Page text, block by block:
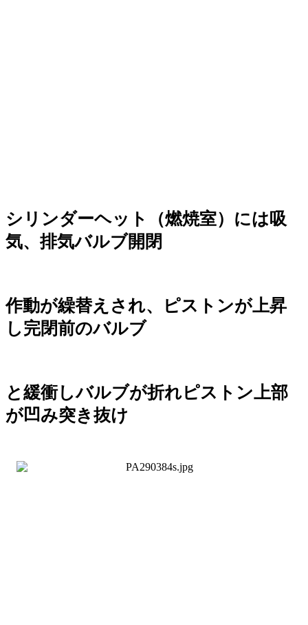
シリンダーヘット（燃焼室）には吸
気、排気バルブ開閉
作動が繰替えされ、ピストンが上昇
し完閉前のバルブ
と緩衝しバルブが折れピストン上部
が凹み突き抜け